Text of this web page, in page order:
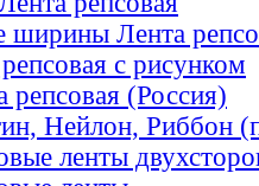
ширины Лента
с рисунком
репсовая (Россия)
Нейлон, Риббон
ленты